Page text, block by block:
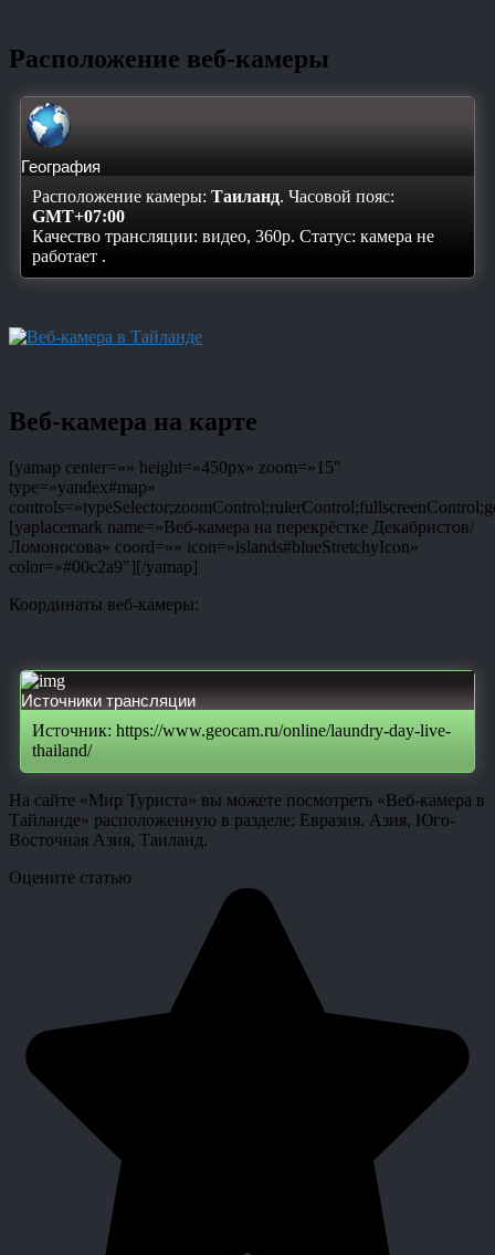
Расположение веб-камеры
География
Расположение камеры: Таиланд. Часовой пояс:
GMT+07:00
Качество трансляции: видео, 360p. Статус: камера не
работает .
Веб-камера на карте
[yamap center=»» height=»450px» zoom=»15″
type=»yandex#map»
[yaplacemark name=»Веб-камера на перекрёстке Декабристов/
Ломоносова» coord=»» icon=»islands#blueStretchyIcon»
color=»#00c2a9″][/yamap]
Координаты веб-камеры:
Источники трансляции
Источник: https://www.geocam.ru/online/laundry-day-live-
thailand/
На сайте «Мир Туриста» вы можете посмотреть «Веб-камера в
Тайланде» расположенную в разделе: Евразия, Азия, Юго-
Восточная Азия, Таиланд.
Оцените статью